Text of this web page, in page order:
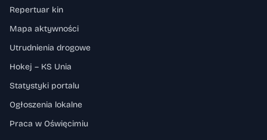
Repertuar kin
Mapa aktywności
Utrudnienia drogowe
Hokej – KS Unia
Statystyki portalu
Ogłoszenia lokalne
Praca w Oświęcimiu